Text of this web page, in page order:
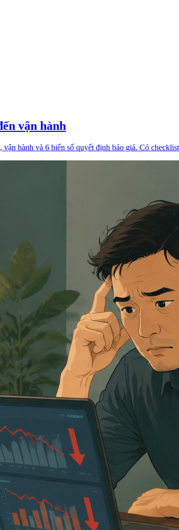
vận hành
hành và 6 biến số quyết định báo giá. Có